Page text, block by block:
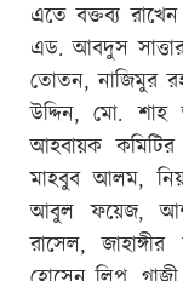
এতে বক্তব্য
এড. আবদুস
তোতন, নাজিমুর
উদ্দিন, মো. শাহ
আহবায়ক
মাহবুব আলম,
আবুল ফয়েজ,
রাসেল,